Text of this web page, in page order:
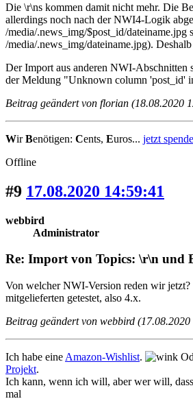
Die \r\ns kommen damit nicht mehr. Die
allerdings noch nach der NWI4-Logik
/media/.news_img/$post_id/dateiname.jpg
/media/.news_img/dateiname.jpg).
Der Import aus anderen NWI-Abschnitten
der Meldung "Unknown column 'post_id'
Beitrag geändert von florian (18.08.2020
WirBenötigen: Cents, Euros... jetzt
Offline
#9 17.08.2020 14:59:41
webbird
Administrator
Re: Import von Topics: \r\n und
Von welcher NWI-Version reden wir jetzt?
mitgelieferten getestet, also 4.x.
Beitrag geändert von webbird
Ich habe eine Amazon-Wishlist.
Projekt.
Ich kann, wenn ich will, aber wer will,
mal